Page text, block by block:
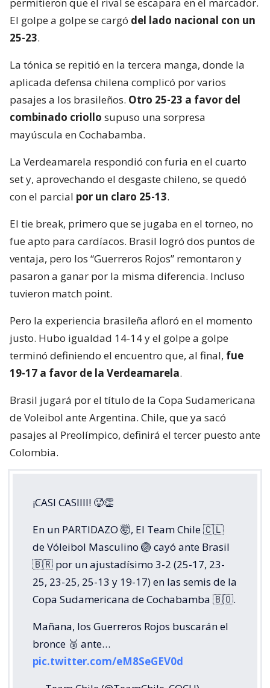
El golpe a golpe se cargó del lado nacional con un
25-23.
La tónica se repitió en la tercera manga, donde la
aplicada defensa chilena complicó por varios
pasajes a los brasileños. Otro 25-23 a favor del
combinado criollo supuso una sorpresa
mayúscula en Cochabamba.
La Verdeamarela respondió con furia en el cuarto
set y, aprovechando el desgaste chileno, se quedó
con el parcial por un claro 25-13.
El tie break, primero que se jugaba en el torneo, no
fue apto para cardíacos. Brasil logró dos puntos de
ventaja, pero los “Guerreros Rojos” remontaron y
pasaron a ganar por la misma diferencia. Incluso
tuvieron match point.
Pero la experiencia brasileña afloró en el momento
justo. Hubo igualdad 14-14 y el golpe a golpe
terminó definiendo el encuentro que, al final, fue
19-17 a favor de la Verdeamarela.
Brasil jugará por el título de la Copa Sudamericana
de Voleibol ante Argentina. Chile, que ya sacó
pasajes al Preolímpico, definirá el tercer puesto ante
Colombia.
¡CASI CASIIII! 🥵👏
En un PARTIDAZO 🤯, El Team Chile 🇨🇱
de Vóleibol Masculino 🏐 cayó ante Brasil
🇧🇷 por un ajustadísimo 3-2 (25-17, 23-
25, 23-25, 25-13 y 19-17) en las semis de la
Copa Sudamericana de Cochabamba 🇧🇴.
Mañana, los Guerreros Rojos buscarán el
bronce 🥉 ante…
pic.twitter.com/eM8SeGEV0d